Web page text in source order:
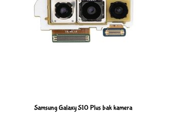
Samsung Galaxy S10 Plus bak kamera